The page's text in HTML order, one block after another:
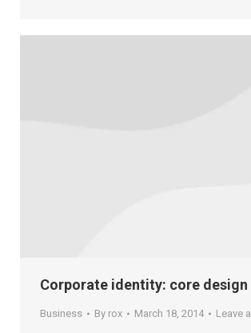
Corporate identity: core
Business By rox March 18, 2014 Leave